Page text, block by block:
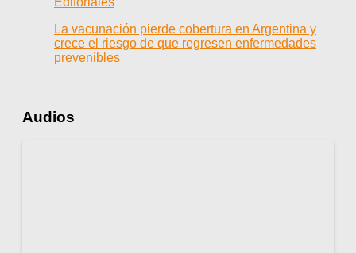
La vacunación pierde cobertura en Argentina y
crece el riesgo de que regresen enfermedades
prevenibles
Audios